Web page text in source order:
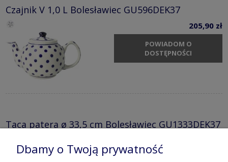
Czajnik V 1,0 L Bolesławiec GU596DEK37
205,90 zł
POWIADOM O
DOSTĘPNOŚCI
Taca patera ø 33,5 cm Bolesławiec GU1333DEK37
Dbamy o Twoją prywatność